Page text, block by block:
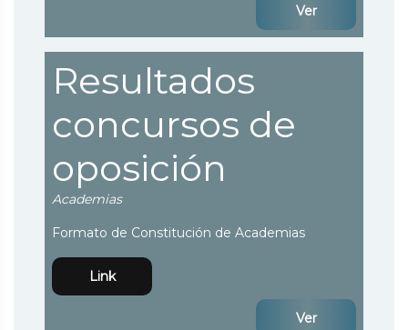
Ver
Resultados
concursos de
oposición
Academias
Formato de Constitución de Academias
Link
Ver